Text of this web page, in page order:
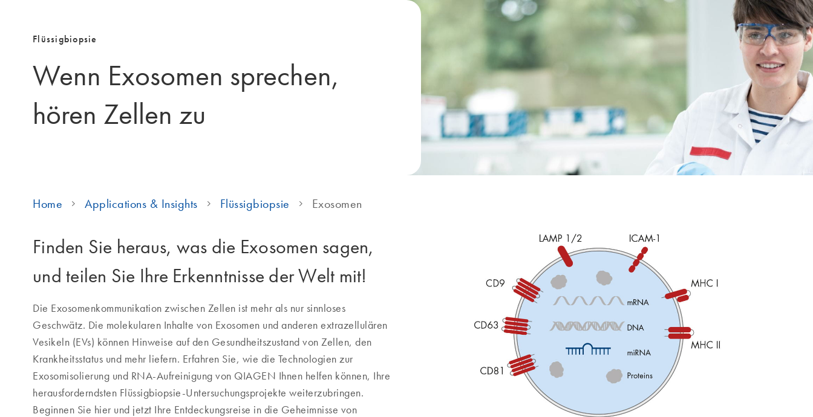
Flüssigbiopsie
Wenn Exosomen sprechen,
hören Zellen zu
Home Applications & Insights Flüssigbiopsie Exosomen
Finden Sie heraus, was die Exosomen sagen,
und teilen Sie Ihre Erkenntnisse der Welt mit!
Die Exosomenkommunikation zwischen Zellen ist mehr als nur sinnloses
Geschwätz. Die molekularen Inhalte von Exosomen und anderen extrazellulären
Vesikeln (EVs) können Hinweise auf den Gesundheitszustand von Zellen, den
Krankheitsstatus und mehr liefern. Erfahren Sie, wie die Technologien zur
Exosomisolierung und RNA-Aufreinigung von QIAGEN Ihnen helfen können, Ihre
herausforderndsten Flüssigbiopsie-Untersuchungsprojekte weiterzubringen.
Beginnen Sie hier und jetzt Ihre Entdeckungsreise in die Geheimnisse von